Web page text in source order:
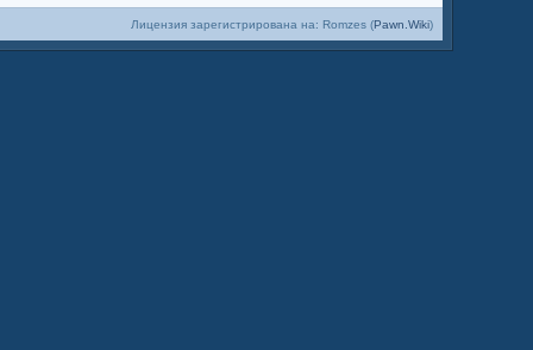
Лицензия зарегистрирована на: Romzes (Pawn.Wiki)